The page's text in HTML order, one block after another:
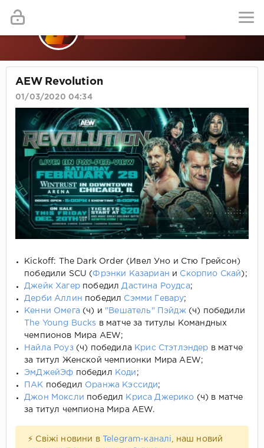
AEW Revolution
01/03/2020 04:34
Kickoff: The Dark Order (Ивел Уно и Стю Грейсон)
победили SCU (Фрэнки Казариан и Скорпио Скай);
Джейк Хагерпобедил Дастина Роудса;
Дерби Аллин победил Сэмми Гевару;
Кенни Омега (ч) и "Вешатель" Пэйдж(ч) победили
The Young Bucks в матче за титулы Командных
чемпионов Мира AEW;
Найла Роуз(ч) победила Крис Стэтлэндер в матче
за титул Женской чемпионки Мира AEW;
ЭмДжейЭф победил Коди ;
ПАК победил Оранжа Кэссиди;
Джон Моксли победил Криса Джерико (ч) в матче
за титул чемпиона Мира AEW.
⚡ Свіжі новини в Telegram-каналі
, наш новий